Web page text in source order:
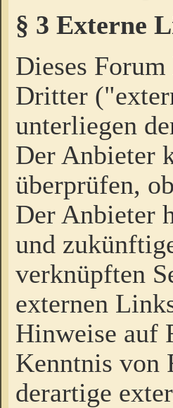
§ 3 Externe
Dieses
Dritter
unterliegen
Der Anbieter
überprüfen,
Der Anbieter
und
verknüpften
externen
Hinweise auf
Kenntnis von
derartige